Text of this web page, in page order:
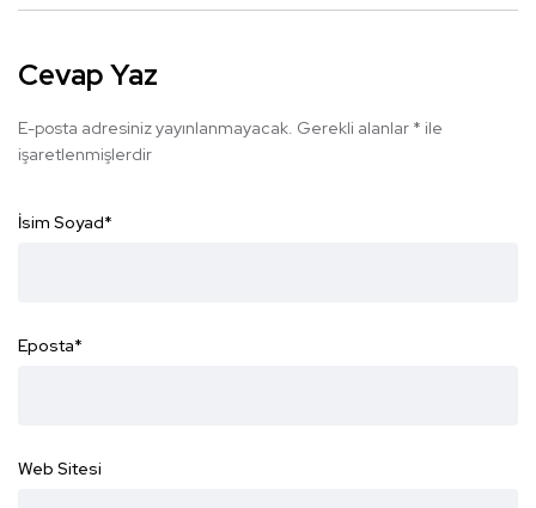
Cevap Yaz
E-posta adresiniz yayınlanmayacak. Gerekli alanlar * ile
işaretlenmişlerdir
İsim Soyad*
Eposta*
Web Sitesi